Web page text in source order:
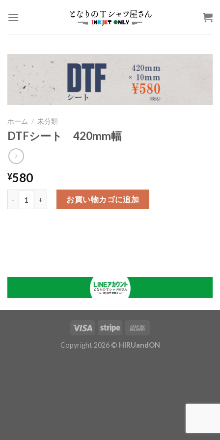
ホーム / 未分類
DTFシート 420mm幅
¥580
DTFシート 420mm幅個お買い物カゴに追加
Copyright 2026 © HIRUandON